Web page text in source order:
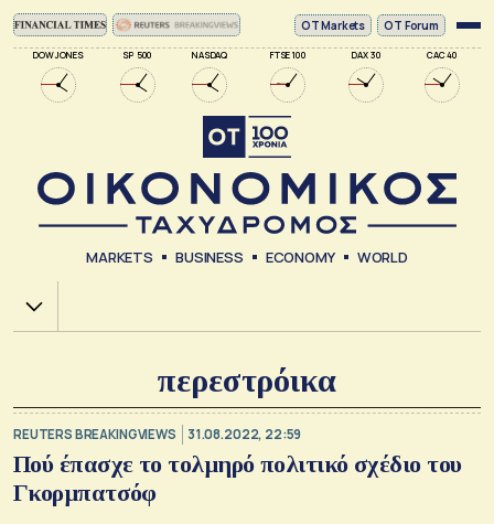
DOW JONES SP 500 NASDAQ FTSE 100 DAX 30 CAC 40
ΟΤ Markets OT Forum
MARKETS BUSINESS ECONOMY WORLD
Χ.Α.
περεστρόικα
REUTERS BREAKINGVIEWS 31.08.2022, 22:59
Πού έπασχε το τολμηρό πολιτικό σχέδιο του
Γκορμπατσόφ